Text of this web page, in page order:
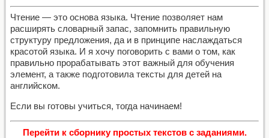
Чтение — это основа языка. Чтение позволяет нам
расширять словарный запас, запомнить правильную
структуру предложения, да и в принципе наслаждаться
красотой языка. И я хочу поговорить с вами о том, как
правильно прорабатывать этот важный для обучения
элемент, а также подготовила тексты для детей на
английском.
Если вы готовы учиться, тогда начинаем!
Перейти к сборнику простых текстов с заданиями.